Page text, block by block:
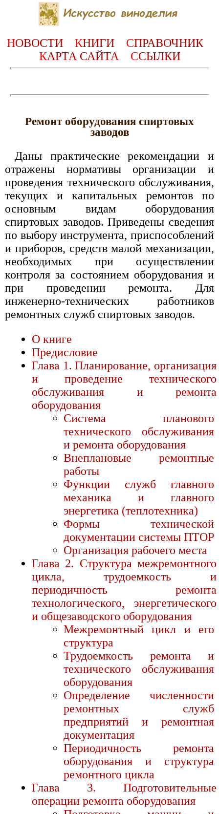
НОВОСТИ КНИГИ СПРАВОЧНИК
КАРТА САЙТА ССЫЛКИ
Ремонт оборудования спиртовых
заводов
Даны практические рекомендации и
отражены нормативы организации и
проведения технического обслуживания,
текущих и капитальных ремонтов по
основным видам оборудования
спиртовых заводов. Приведены сведения
по выбору инструмента, приспособлений
и приборов, средств малой механизации,
необходимых при осуществлении
контроля за состоянием оборудования и
при проведении ремонта. Для
инженерно-технических работников
ремонтных служб спиртовых заводов.
О книге
Предисловие
Глава 1. Планирование, организация
и проведение технического
обслуживания и ремонта
оборудования
Система планового
технического обслуживания
и ремонта оборудования
Внеплановые ремонтные
работы
Функции служб главного
механика и главного
энергетика (теплотехника)
Формы технической
документации системы ПТОР
Организация рабочего места
Глава 2. Структура межремонтного
цикла, трудоемкость и
периодичность ремонта
технологического, энергетического
и общезаводского оборудования
Межремонтный цикл и его
структура
Трудоемкость ремонта и
технического обслуживания
оборудования
Определение численности
ремонтных служб
предприятий и ремонтная
документация
Периодичность ремонта
оборудования и структура
ремонтного цикла
Глава 3. Подготовительные
операции ремонта оборудования